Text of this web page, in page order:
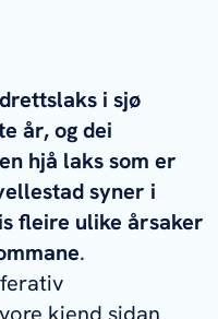
i sjø
år, og dei
hjå laks som er
syner i
fleire ulike årsaker
.